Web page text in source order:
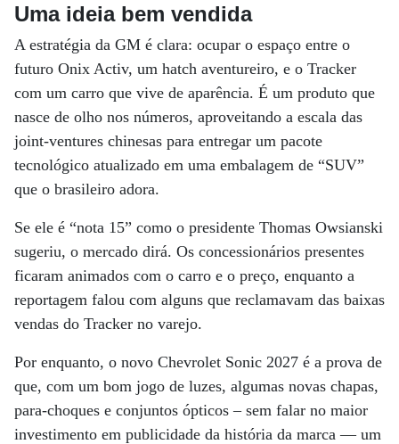
Uma ideia bem vendida
A estratégia da GM é clara: ocupar o espaço entre o
futuro Onix Activ, um hatch aventureiro, e o Tracker
com um carro que vive de aparência. É um produto que
nasce de olho nos números, aproveitando a escala das
joint-ventures chinesas para entregar um pacote
tecnológico atualizado em uma embalagem de “SUV”
que o brasileiro adora.
Se ele é “nota 15” como o presidente Thomas Owsianski
sugeriu, o mercado dirá. Os concessionários presentes
ficaram animados com o carro e o preço, enquanto a
reportagem falou com alguns que reclamavam das baixas
vendas do Tracker no varejo.
Por enquanto, o novo Chevrolet Sonic 2027 é a prova de
que, com um bom jogo de luzes, algumas novas chapas,
para-choques e conjuntos ópticos – sem falar no maior
investimento em publicidade da história da marca — um